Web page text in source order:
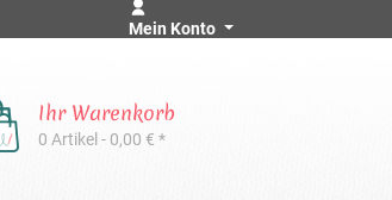
Mein Konto
Ihr Warenkorb
0 Artikel - 0,00 € *